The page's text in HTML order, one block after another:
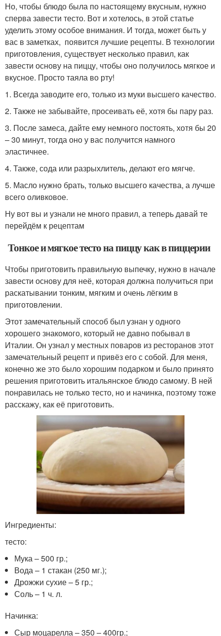
Но, чтобы блюдо была по настоящему вкусным, нужно
сперва завести тесто. Вот и хотелось, в этой статье
уделить этому особое внимания. И тогда, может быть у
вас в заметках, появится лучшие рецепты. В технологии
приготовления, существует несколько правил, как
завести основу на пиццу, чтобы оно получилось мягкое и
вкусное. Просто таяла во рту!
1. Всегда заводите его, только из муки высшего качество.
2. Также не забывайте, просеивать её, хотя бы пару раз.
3. После замеса, дайте ему немного постоять, хотя бы 20
– 30 минут, тогда оно у вас получится намного
эластичнее.
4. Также, сода или разрыхлитель, делают его мягче.
5. Масло нужно брать, только высшего качества, а лучше
всего оливковое.
Ну вот вы и узнали не много правил, а теперь давай те
перейдём к рецептам
Тонкое и мягкое тесто на пиццу как в пиццерии
Чтобы приготовить правильную выпечку, нужно в начале
завести основу для неё, которая должна получиться при
раскатывании тонким, мягким и очень лёгким в
приготовлении.
Этот замечательный способ был узнан у одного
хорошего знакомого, который не давно побывал в
Италии. Он узнал у местных поваров из ресторанов этот
замечательный рецепт и привёз его с собой. Для меня,
конечно же это было хорошим подарком и было принято
решения приготовить итальянское блюдо самому. В ней
понравилась не только тесто, но и начинка, поэтому тоже
расскажу, как её приготовить.
Ингредиенты:
тесто:
Мука – 500 гр.;
Вода – 1 стакан (250 мг.);
Дрожжи сухие – 5 гр.;
Соль – 1 ч. л.
Начинка:
Сыр моцарелла – 350 – 400гр.;